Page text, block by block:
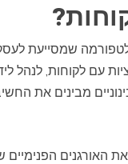
שמסייעת
עם לקוחות, לנהל
מבינים את
את האורגנים